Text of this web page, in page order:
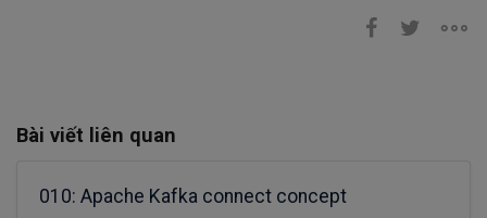
Bài viết liên quan
010: Apache Kafka connect concept